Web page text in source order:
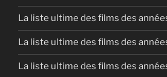
La liste ultime des films des
La liste ultime des films des
La liste ultime des films des